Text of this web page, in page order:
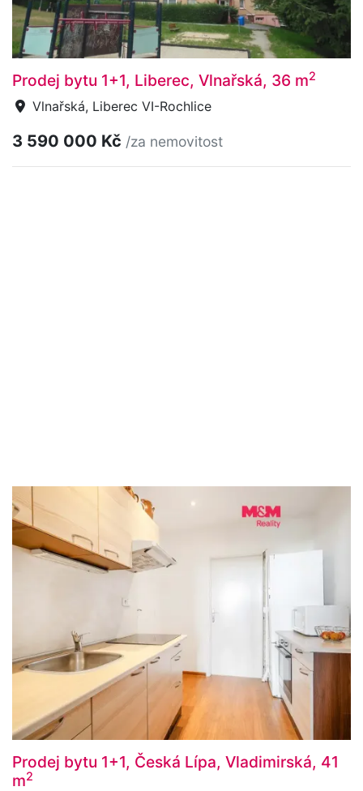
Prodej bytu 1+1, Liberec, Vlnařská, 36 m2
Vlnařská, Liberec VI-Rochlice
3 590 000 Kč /za nemovitost
Prodej bytu 1+1, Česká Lípa, Vladimirská, 41
m2